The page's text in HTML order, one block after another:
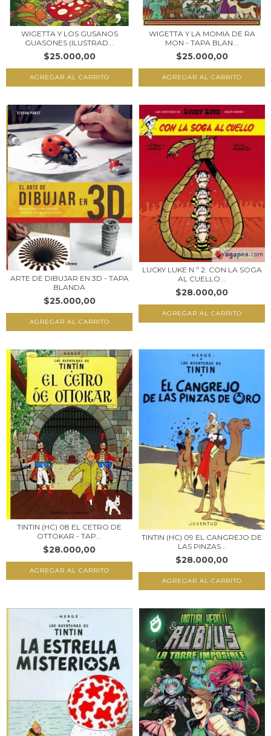
WIGETTA Y LOS GUSANOS
GUASONES (ILUSTRAD...
$25.000,00
WIGETTA Y LA MOMIA DE RA
MON - TAPA BLAN...
$25.000,00
ARTE DE DIBUJAR EN 3D - TAPA
BLANDA
$25.000,00
LUCKY LUKE N º 2: CON LA SOGA
AL CUELLO...
$28.000,00
TINTIN (HC) 08 EL CETRO DE
OTTOKAR - TAP...
$28.000,00
TINTIN (HC) 09 EL CANGREJO DE
LAS PINZAS...
$28.000,00